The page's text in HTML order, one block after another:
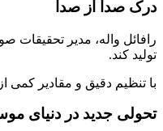
درک صدا از صدا
تولید کند.
با تنظیم دقیق و مقادیر کمی
تحولی جدید در دنیای